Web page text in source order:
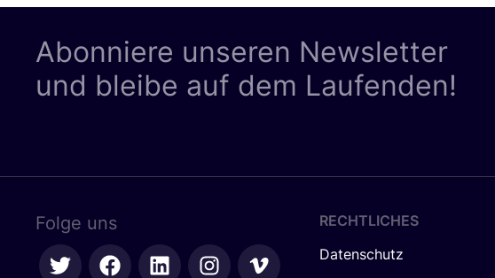
Abonniere unseren Newsletter
und bleibe auf dem Laufenden!
Folge uns
RECHTLICHES
Datenschutz